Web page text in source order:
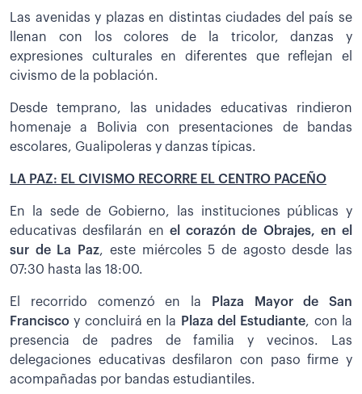
Las avenidas y plazas en distintas ciudades del país se
llenan con los colores de la tricolor, danzas y
expresiones culturales en diferentes que reflejan el
civismo de la población.
Desde temprano, las unidades educativas rindieron
homenaje a Bolivia con presentaciones de bandas
escolares, Gualipoleras y danzas típicas.
LA PAZ: EL CIVISMO RECORRE EL CENTRO PACEÑO
En la sede de Gobierno, las instituciones públicas y
educativas desfilarán en el corazón de Obrajes, en el
sur de La Paz, este miércoles 5 de agosto desde las
07:30 hasta las 18:00.
El recorrido comenzó en la
Plaza Mayor de San
Francisco y concluirá en la Plaza del Estudiante, con la
presencia de padres de familia y vecinos. Las
delegaciones educativas desfilaron con paso firme y
acompañadas por bandas estudiantiles.